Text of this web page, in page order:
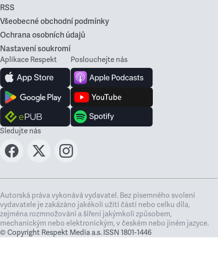
RSS
Všeobecné obchodní podmínky
Ochrana osobních údajů
Nastavení soukromí
Aplikace Respekt Poslouchejte nás
Sledujte nás
Autorská práva vykonává vydavatel. Bez písemného svolení
vydavatele je zakázáno jakékoli užití částí nebo celku díla,
zejména rozmnožování a šíření jakýmkoli způsobem,
mechanickým nebo elektronickým, v českém nebo jiném jazyce.
© Copyright Respekt Media a.s. ISSN 1801-1446